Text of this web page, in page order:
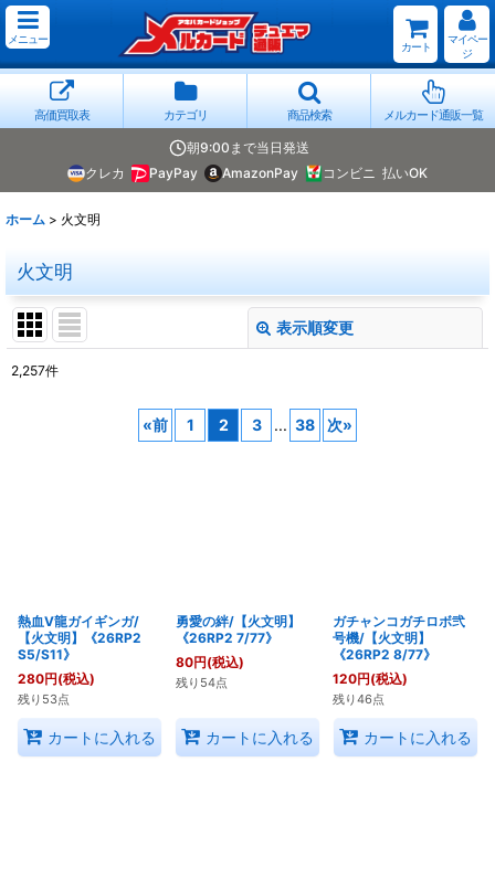
メニュー
カート
マイペー
ジ
高価買取表 カテゴリ 商品検索 メルカード通販一覧
朝9:00まで当日発送
クレカ
PayPay AmazonPay コンビニ 払いOK
ホーム > 火文明
火文明
表示順変更
2,257件
«前 1 2 3 ... 38 次»
熱血V龍ガイギンガ/
【火文明】《26RP2
S5/S11》
280円(税込)
残り53点
カートに入れる
勇愛の絆/【火文明】
《26RP2 7/77》
80円(税込)
残り54点
カートに入れる
ガチャンコガチロボ弐
号機/【火文明】
《26RP2 8/77》
120円(税込)
残り46点
カートに入れる